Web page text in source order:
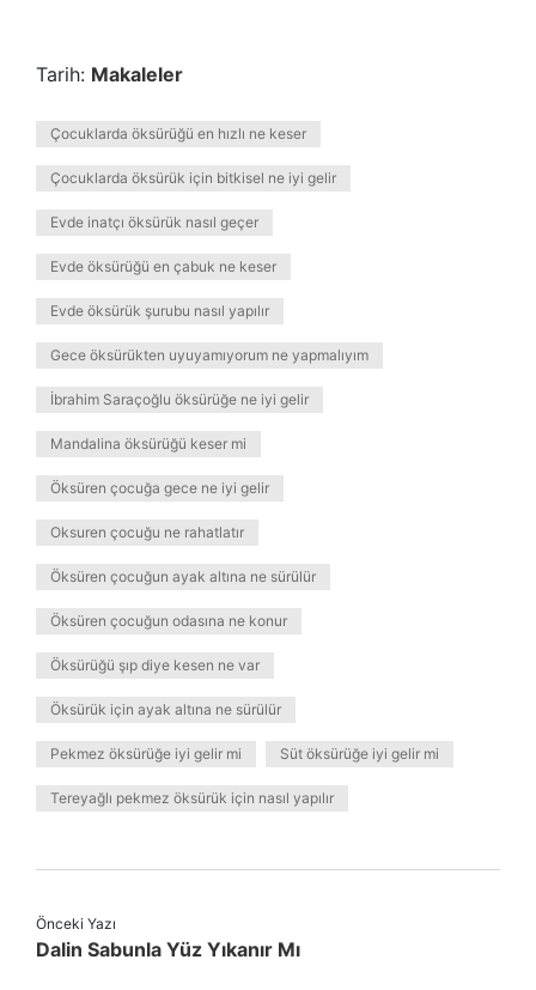
Tarih: Makaleler
Çocuklarda öksürüğü en hızlı ne keser
Çocuklarda öksürük için bitkisel ne iyi gelir
Evde inatçı öksürük nasıl geçer
Evde öksürüğü en çabuk ne keser
Evde öksürük şurubu nasıl yapılır
Gece öksürükten uyuyamıyorum ne yapmalıyım
İbrahim Saraçoğlu öksürüğe ne iyi gelir
Mandalina öksürüğü keser mi
Öksüren çocuğa gece ne iyi gelir
Oksuren çocuğu ne rahatlatır
Öksüren çocuğun ayak altına ne sürülür
Öksüren çocuğun odasına ne konur
Öksürüğü şıp diye kesen ne var
Öksürük için ayak altına ne sürülür
Pekmez öksürüğe iyi gelir mi Süt öksürüğe iyi gelir mi
Tereyağlı pekmez öksürük için nasıl yapılır
Önceki Yazı
Dalin Sabunla Yüz Yıkanır Mı